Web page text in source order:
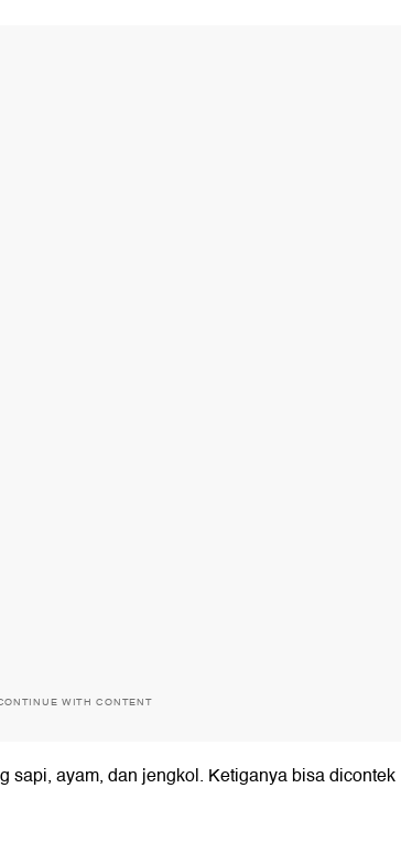
WITH CONTENT
sapi, ayam, dan jengkol. Ketiganya bisa dicontek